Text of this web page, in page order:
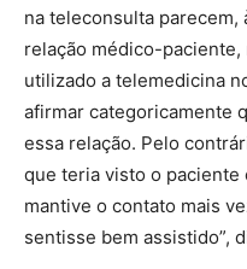
na teleconsulta
relação médico-paciente,
utilizado a telemedicina
afirmar categoricamente
essa relação. Pelo
que teria visto o
mantive o contato mais
sentisse bem assistido”,